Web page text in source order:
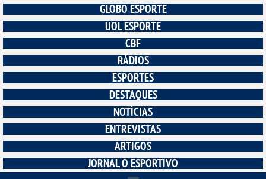
GLOBO ESPORTE
UOL ESPORTE
CBF
RÁDIOS
ESPORTES
DESTAQUES
NOTÍCIAS
ENTREVISTAS
ARTIGOS
JORNAL O ESPORTIVO